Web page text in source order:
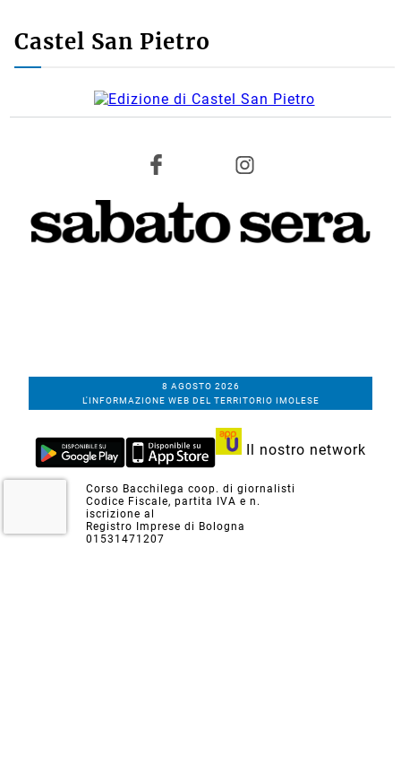
Castel San Pietro
8 AGOSTO 2026
L'INFORMAZIONE WEB DEL TERRITORIO IMOLESE
Il nostro network
Corso Bacchilega coop. di giornalisti
Codice Fiscale, partita IVA e n.
iscrizione al
Registro Imprese di Bologna
01531471207